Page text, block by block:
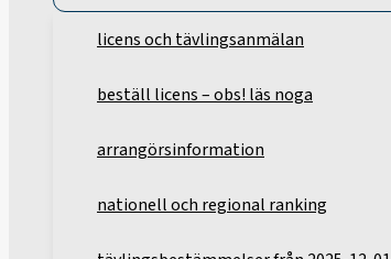
licens och tävlingsanmälan
beställ licens – obs! läs noga
arrangörsinformation
nationell och regional ranking